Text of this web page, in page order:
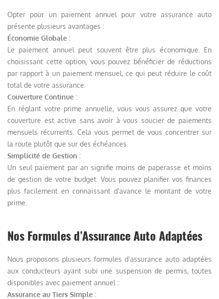
Opter pour un paiement annuel pour votre assurance auto
présente plusieurs avantages :
Économie Globale :
Le paiement annuel peut souvent être plus économique. En
choisissant cette option, vous pouvez bénéficier de réductions
par rapport à un paiement mensuel, ce qui peut réduire le coût
total de votre assurance.
Couverture Continue :
En réglant votre prime annuelle, vous vous assurez que votre
couverture est active sans avoir à vous soucier de paiements
mensuels récurrents. Cela vous permet de vous concentrer sur
la route plutôt que sur des échéances.
Simplicité de Gestion :
Un seul paiement par an signifie moins de paperasse et moins
de gestion de votre budget. Vous pouvez planifier vos finances
plus facilement en connaissant d'avance le montant de votre
prime.
Nos Formules d’Assurance Auto Adaptées
Nous proposons plusieurs formules d’assurance auto adaptées
aux conducteurs ayant subi une suspension de permis, toutes
disponibles avec paiement annuel :
Assurance au Tiers Simple :